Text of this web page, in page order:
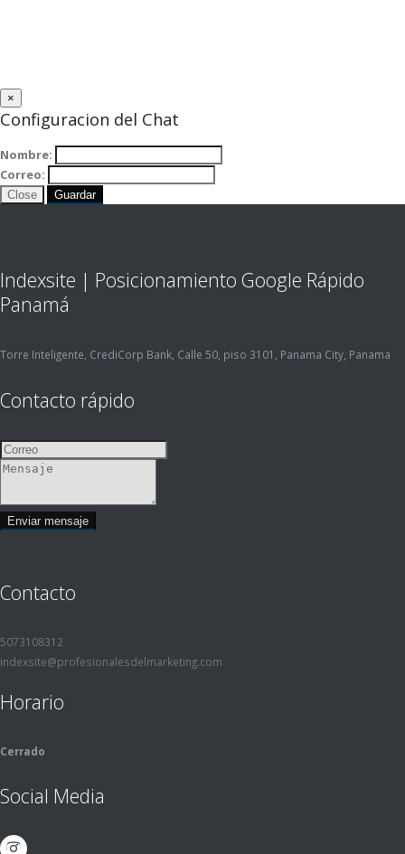
×
Configuracion del Chat
Nombre:
Correo:
Close Guardar
Indexsite | Posicionamiento Google Rápido
Panamá
Torre Inteligente, CrediCorp Bank, Calle 50, piso 3101, Panama City, Panama
Contacto rápido
Contacto
5073108312
indexsite@profesionalesdelmarketing.com
Horario
Cerrado
Social Media